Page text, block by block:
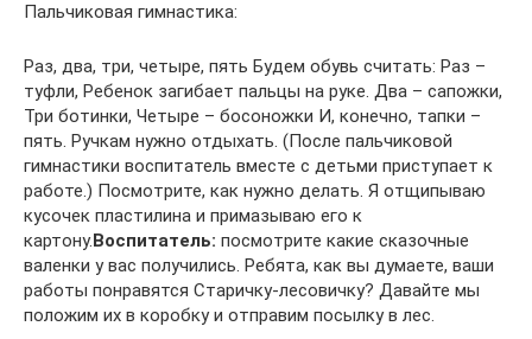
Пальчиковая гимнастика:
Раз, два, три, четыре, пять Будем обувь считать: Раз –
туфли, Ребенок загибает пальцы на руке. Два – сапожки,
Три ботинки, Четыре – босоножки И, конечно, тапки –
пять. Ручкам нужно отдыхать. (После пальчиковой
гимнастики воспитатель вместе с детьми приступает к
работе.) Посмотрите, как нужно делать. Я отщипываю
кусочек пластилина и примазываю его к
картону.Воспитатель: посмотрите какие сказочные
валенки у вас получились. Ребята, как вы думаете, ваши
работы понравятся Старичку-лесовичку? Давайте мы
положим их в коробку и отправим посылку в лес.